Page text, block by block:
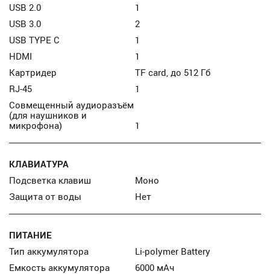
USB 2.0
1
USB 3.0
2
USB TYPE C
1
HDMI
1
Картридер
TF card, до 512 Гб
RJ-45
1
Совмещенный аудиоразъём
(для наушников и
микрофона)
1
КЛАВИАТУРА
Подсветка клавиш
Моно
Защита от воды
Нет
ПИТАНИЕ
Тип аккумулятора
Li-polymer Battery
Емкость аккумулятора
6000 мАч